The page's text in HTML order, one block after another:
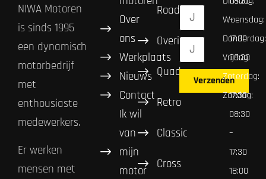
NIWA Motoren
is sinds 1995
een dynamisch
motorbedrijf
met
enthousiaste
medewerkers.
Er werken
mensen met
Over
ons
Werkplaats
Nieuws
Contact
Ik wil
van
mijn
motor
Road
Overig
Quad
Retro
Classic
Cross
Verzenden
Woensdag:
Donderdag:
Vrijdag:
Zaterdag:
Zondag:
–
17:30
08:30
–
17:30
08:30
–
17:30
18:00